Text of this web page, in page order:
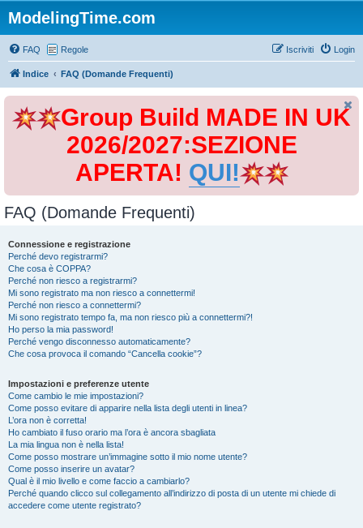
ModelingTime.com
FAQ Regole Login
Iscriviti
Indice FAQ (Domande Frequenti)
Group Build MADE IN UK
2026/2027:SEZIONE
APERTA! QUI!
FAQ (Domande Frequenti)
Connessione e registrazione
Perché devo registrarmi?
Che cosa è COPPA?
Perché non riesco a registrarmi?
Mi sono registrato ma non riesco a connettermi!
Perché non riesco a connettermi?
Mi sono registrato tempo fa, ma non riesco più a connettermi?!
Ho perso la mia password!
Perché vengo disconnesso automaticamente?
Che cosa provoca il comando “Cancella cookie”?
Impostazioni e preferenze utente
Come cambio le mie impostazioni?
Come posso evitare di apparire nella lista degli utenti in linea?
L’ora non è corretta!
Ho cambiato il fuso orario ma l’ora è ancora sbagliata
La mia lingua non è nella lista!
Come posso mostrare un’immagine sotto il mio nome utente?
Come posso inserire un avatar?
Qual è il mio livello e come faccio a cambiarlo?
Perché quando clicco sul collegamento all’indirizzo di posta di un utente mi chiede di
accedere come utente registrato?